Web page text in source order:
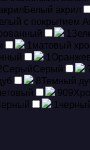
Белый акрил
с покрытием
1
1 матовый
1
СерыйСерый
8Темный
909
1